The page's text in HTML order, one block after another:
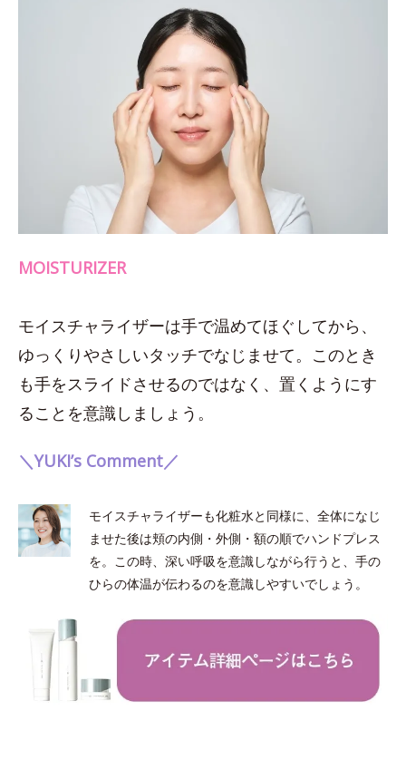
MOISTURIZER
モイスチャライザーは手で温めてほぐしてから、
ゆっくりやさしいタッチでなじませて。このとき
も手をスライドさせるのではなく、置くようにす
ることを意識しましょう。
＼YUKI’s Comment／
モイスチャライザーも化粧水と同様に、全体になじ
ませた後は頬の内側・外側・額の順でハンドプレス
を。この時、深い呼吸を意識しながら行うと、手の
ひらの体温が伝わるのを意識しやすいでしょう。